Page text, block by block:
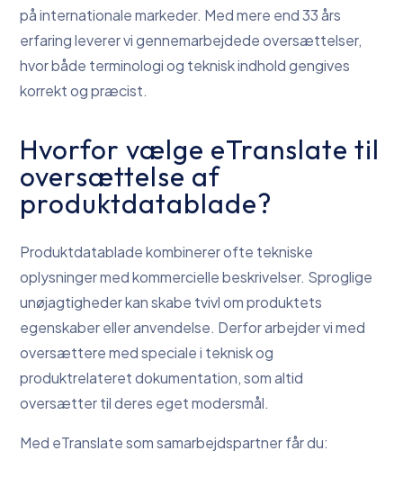
på internationale markeder. Med mere end 33 års
erfaring leverer vi gennemarbejdede oversættelser,
hvor både terminologi og teknisk indhold gengives
korrekt og præcist.
Hvorfor vælge eTranslate til
oversættelse af
produktdatablade?
Produktdatablade kombinerer ofte tekniske
oplysninger med kommercielle beskrivelser. Sproglige
unøjagtigheder kan skabe tvivl om produktets
egenskaber eller anvendelse. Derfor arbejder vi med
oversættere med speciale i teknisk og
produktrelateret dokumentation, som altid
oversætter til deres eget modersmål.
Med eTranslate som samarbejdspartner får du: